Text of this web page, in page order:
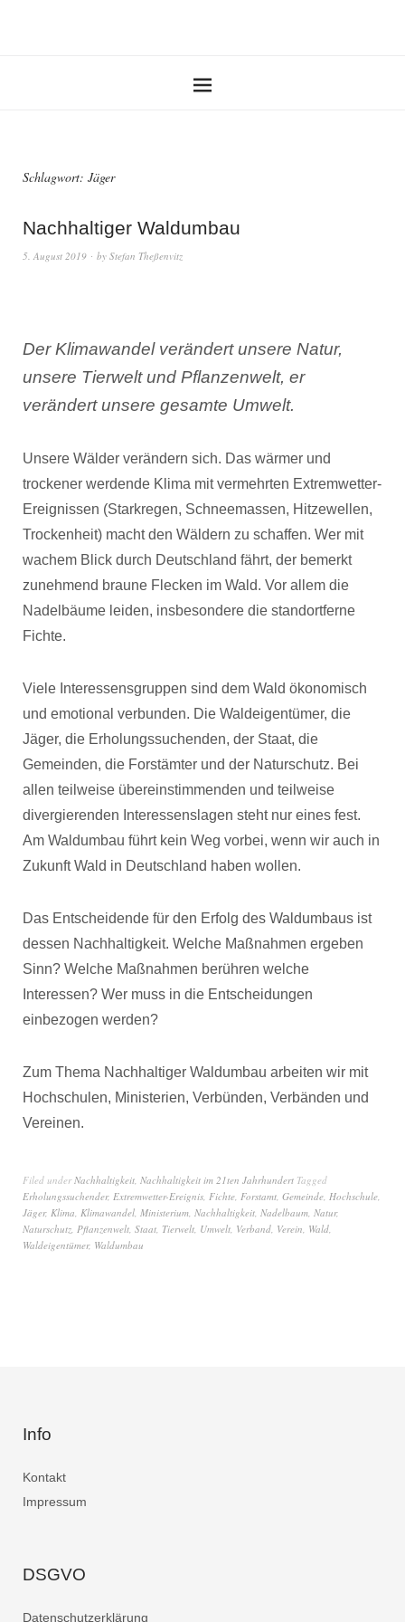
Schlagwort: Jäger
Nachhaltiger Waldumbau
5. August 2019 by Stefan Theßenvitz
Der Klimawandel verändert unsere Natur,
unsere Tierwelt und Pflanzenwelt, er
verändert unsere gesamte Umwelt.
Unsere Wälder verändern sich. Das wärmer und
trockener werdende Klima mit vermehrten Extremwetter-
Ereignissen (Starkregen, Schneemassen, Hitzewellen,
Trockenheit) macht den Wäldern zu schaffen. Wer mit
wachem Blick durch Deutschland fährt, der bemerkt
zunehmend braune Flecken im Wald. Vor allem die
Nadelbäume leiden, insbesondere die standortferne
Fichte.
Viele Interessensgruppen sind dem Wald ökonomisch
und emotional verbunden. Die Waldeigentümer, die
Jäger, die Erholungssuchenden, der Staat, die
Gemeinden, die Forstämter und der Naturschutz. Bei
allen teilweise übereinstimmenden und teilweise
divergierenden Interessenslagen steht nur eines fest.
Am Waldumbau führt kein Weg vorbei, wenn wir auch in
Zukunft Wald in Deutschland haben wollen.
Das Entscheidende für den Erfolg des Waldumbaus ist
dessen Nachhaltigkeit. Welche Maßnahmen ergeben
Sinn? Welche Maßnahmen berühren welche
Interessen? Wer muss in die Entscheidungen
einbezogen werden?
Zum Thema Nachhaltiger Waldumbau arbeiten wir mit
Hochschulen, Ministerien, Verbünden, Verbänden und
Vereinen.
Filed underNachhaltigkeit, Nachhaltigkeit im 21ten Jahrhundert Tagged
Erholungssuchender, Extremwetter-Ereignis, Fichte, Forstamt, Gemeinde, Hochschule,
Jäger, Klima, Klimawandel, Ministerium, Nachhaltigkeit, Nadelbaum, Natur,
Naturschutz, Pflanzenwelt, Staat, Tierwelt, Umwelt, Verband, Verein, Wald,
Waldeigentümer, Waldumbau
Info
Kontakt
Impressum
DSGVO
Datenschutzerklärung